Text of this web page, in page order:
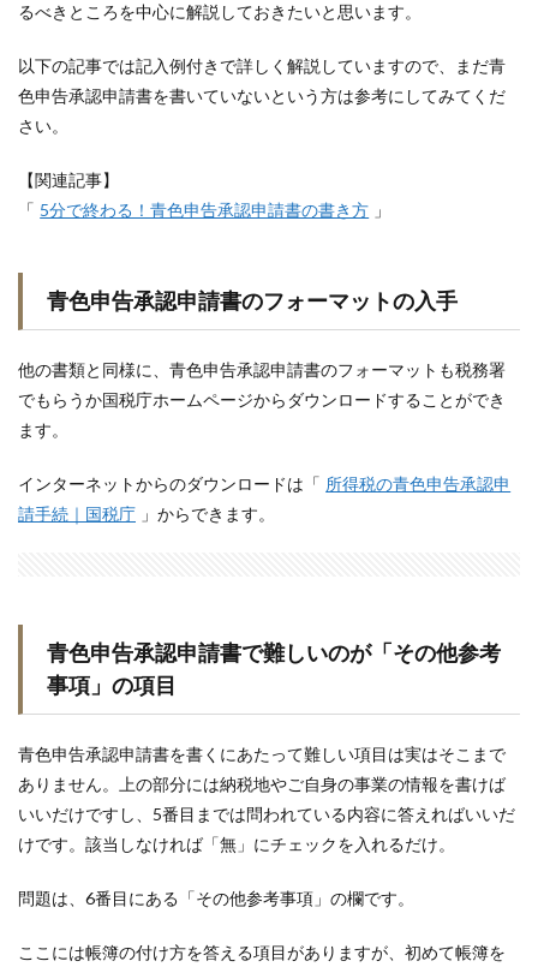
るべきところを中心に解説しておきたいと思います。
以下の記事では記入例付きで詳しく解説していますので、まだ青
色申告承認申請書を書いていないという方は参考にしてみてくだ
さい。
【関連記事】
「 5分で終わる！青色申告承認申請書の書き方 」
青色申告承認申請書のフォーマットの入手
他の書類と同様に、青色申告承認申請書のフォーマットも税務署
でもらうか国税庁ホームページからダウンロードすることができ
ます。
インターネットからのダウンロードは「 所得税の青色申告承認申
請手続｜国税庁 」からできます。
青色申告承認申請書で難しいのが「その他参考
事項」の項目
青色申告承認申請書を書くにあたって難しい項目は実はそこまで
ありません。上の部分には納税地やご自身の事業の情報を書けば
いいだけですし、5番目までは問われている内容に答えればいいだ
けです。該当しなければ「無」にチェックを入れるだけ。
問題は、6番目にある「その他参考事項」の欄です。
ここには帳簿の付け方を答える項目がありますが、初めて帳簿を